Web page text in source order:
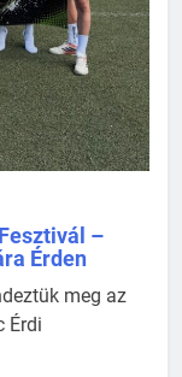
–
Érden
meg az
Érdi